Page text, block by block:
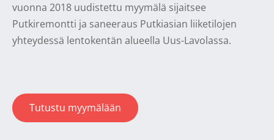
vuonna 2018 uudistettu myymälä sijaitsee
Putkiremontti ja saneeraus Putkiasian liiketilojen
yhteydessä lentokentän alueella Uus-Lavolassa.
Tutustu myymälään